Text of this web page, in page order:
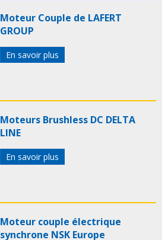
Moteur Couple de LAFERT
GROUP
En savoir plus
Moteurs Brushless DC DELTA
LINE
En savoir plus
Moteur couple électrique
synchrone NSK Europe